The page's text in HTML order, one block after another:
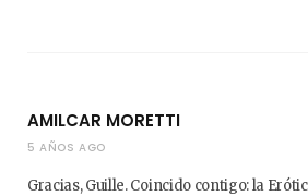
AMILCAR MORETTI
5 AÑOS AGO
Gracias, Guille. Coincido contigo: la